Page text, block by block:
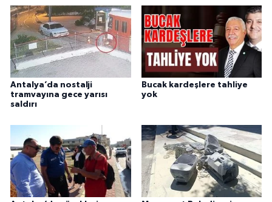
Antalya’da nostalji
tramvayına gece yarısı
saldırı
Bucak kardeşlere tahliye
yok